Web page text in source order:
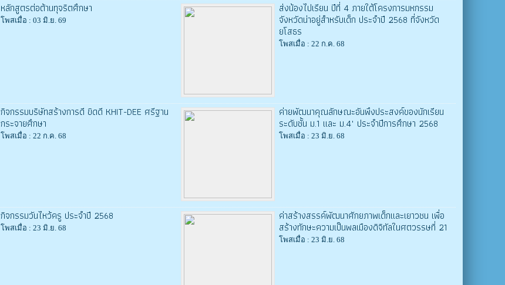
หลักสูตรต่อต้านทุจริตศึกษา
โพสเมื่อ : 03 มิ.ย. 69
ส่งน้องไปเรียน ปีที่ 4 ภายใต้โครงการมหกรรม
จังหวัดน่าอยู่สำหรับเด็ก ประจำปี 2568 ที่จังหวัด
ยโสธร
โพสเมื่อ : 22 ก.ค. 68
กิจกรรมบริษัทสร้างการดี ขิดดี KHIT-DEE ศรีฐาน
กระจายศึกษา
โพสเมื่อ : 22 ก.ค. 68
ค่ายพัฒนาคุณลักษณะอันพึงประสงค์ของนักเรียน
ระดับชั้น ม.1 และ ม.4" ประจำปีการศึกษา 2568
โพสเมื่อ : 23 มิ.ย. 68
กิจกรรมวันไหว้ครู ประจำปี 2568
โพสเมื่อ : 23 มิ.ย. 68
ค่าสร้างสรรค์พัฒนาศักยภาพเด็กและเยาวชน เพื่อ
สร้างทักษะความเป็นพลเมืองดิจิทัลในศตวรรษที่ 21
โพสเมื่อ : 23 มิ.ย. 68